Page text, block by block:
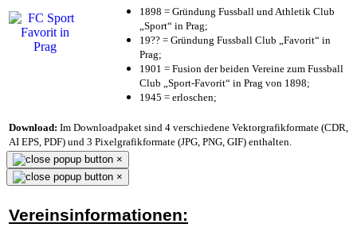
1898 = Gründung Fussball und Athletik Club
„Sport“ in Prag;
19?? = Gründung Fussball Club „Favorit“ in
Prag;
1901 = Fusion der beiden Vereine zum Fussball
Club „Sport-Favorit“ in Prag von 1898;
1945 = erloschen;
Download: Im Downloadpaket sind 4 verschiedene Vektorgrafikformate (CDR,
AI EPS, PDF) und 3 Pixelgrafikformate (JPG, PNG, GIF) enthalten.
×
×
Vereinsinformationen: